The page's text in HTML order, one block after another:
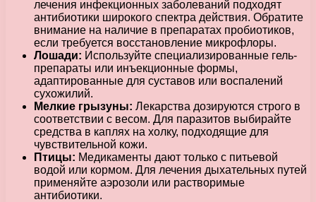
лечения инфекционных заболеваний подходят
антибиотики широкого спектра действия. Обратите
внимание на наличие в препаратах пробиотиков,
если требуется восстановление микрофлоры.
Лошади: Используйте специализированные гель-
препараты или инъекционные формы,
адаптированные для суставов или воспалений
сухожилий.
Мелкие грызуны: Лекарства дозируются строго в
соответствии с весом. Для паразитов выбирайте
средства в каплях на холку, подходящие для
чувствительной кожи.
Птицы: Медикаменты дают только с питьевой
водой или кормом. Для лечения дыхательных путей
применяйте аэрозоли или растворимые
антибиотики.